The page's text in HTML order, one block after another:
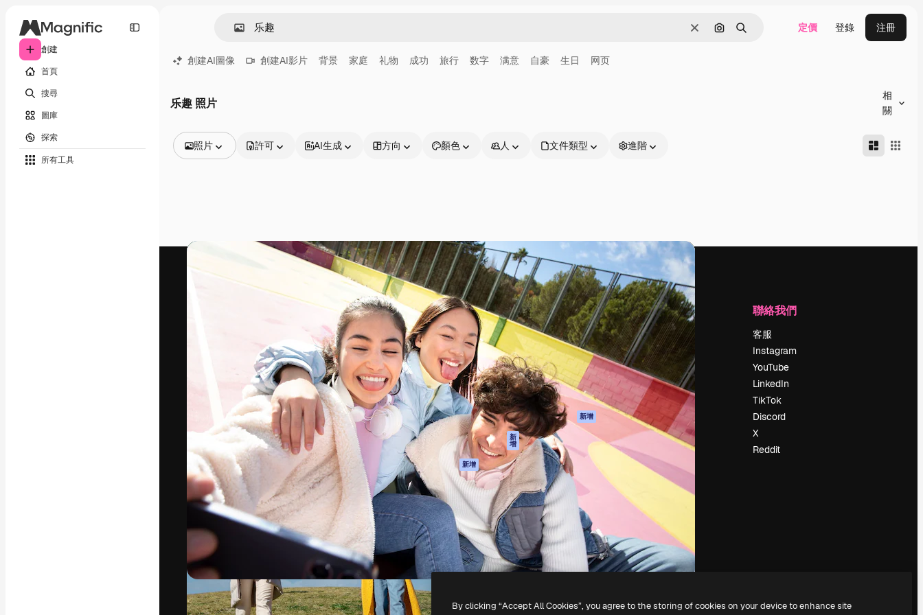
創建
首頁
搜尋
圖庫
探索
所有工具
清除 通過圖像搜索
搜尋 定價 登錄 注冊
創建AI圖像 創建AI影片 背景 家庭 礼物 成功 旅行 数字 满意 自豪 生日 网页
乐趣 照片
相
關
照片
視頻
動態圖形
許可 AI生成 方向 顏色 人 文件類型 進階
引導你創作出最佳作品的創意平台。擁有超過
100萬訂閱者，涵蓋創意人士、企業、代理商
和工作室。
繁體中文 (香港)
產品
Spaces
AI助手
AI圖像生成器
AI視頻生成器
AI語音生成器
圖庫內容
MCP用於
Claude/ChatGPT
新
增
AI助手 新增
流動應用程式
所有Magnific工具
開始使用
Academy
文件
客服
使用條款
隱私政策
原創作品
新增
Cookie 政策
信任中心
聯盟夥伴
企業
公司
定價
關於我們
評論
工作機會
搜索趨勢
博客
聚會活動
Slidesgo
出售內容
新聞室
magnific.ai
聯絡我們
客服
Instagram
YouTube
LinkedIn
TikTok
Discord
X
Reddit
2026Freepik Company S.L.U. 版權所有
By clicking “Accept All Cookies”, you agree to the storing of cookies on your device to enhance site